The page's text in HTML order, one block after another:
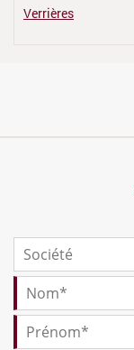
Verrières